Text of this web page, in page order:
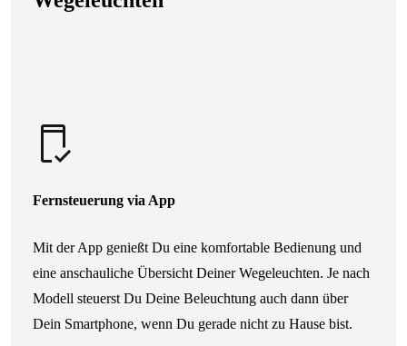
Fernsteuerung via App
Mit der App genießt Du eine komfortable Bedienung und
eine anschauliche Übersicht Deiner Wegeleuchten. Je nach
Modell steuerst Du Deine Beleuchtung auch dann über
Dein Smartphone, wenn Du gerade nicht zu Hause bist.